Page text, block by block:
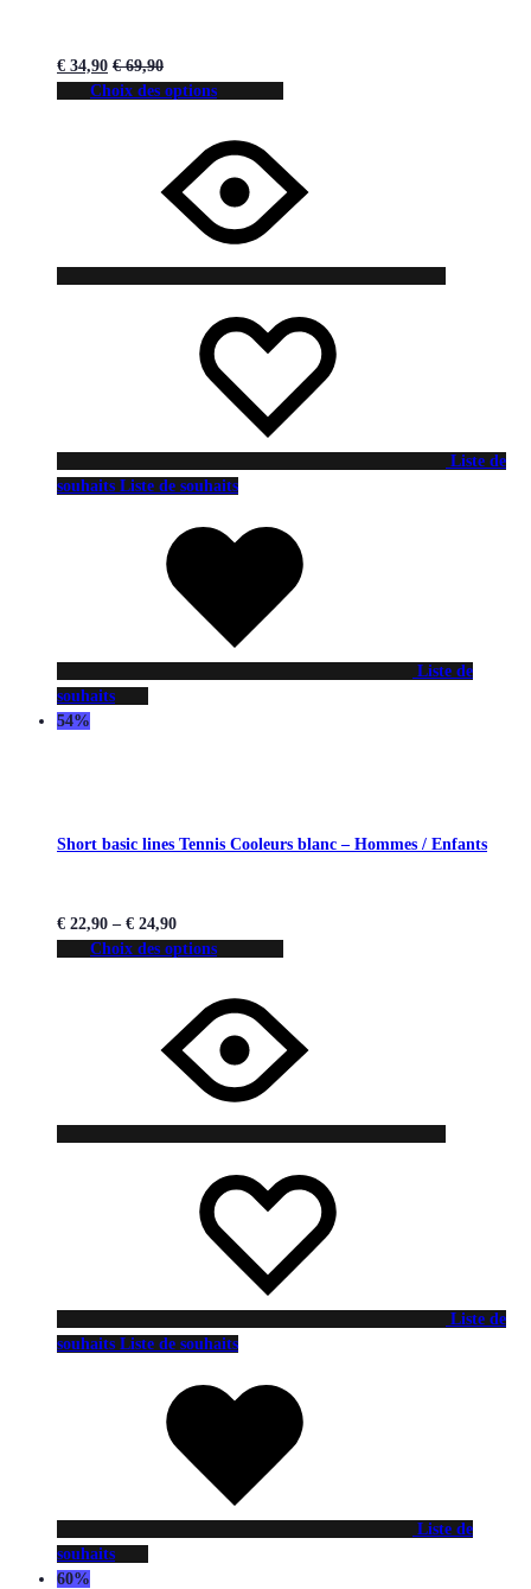
€ 34,90 €69,90
Choix des options
Liste de
souhaits Liste de souhaits
Liste de
souhaits
54%
Short basic lines Tennis Cooleurs blanc – Hommes / Enfants
€ 22,90 – € 24,90
Choix des options
Liste de
souhaits Liste de souhaits
Liste de
souhaits
60%